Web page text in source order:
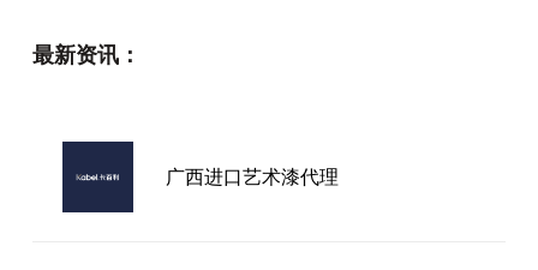
最新资讯：
广西进口艺术漆代理